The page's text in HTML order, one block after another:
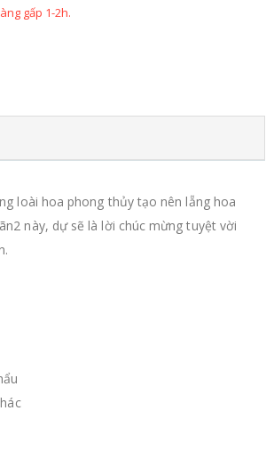
gấp 1-2h.
loài hoa phong thủy tạo nên lẵng hoa
này, dự sẽ là lời chúc mừng tuyệt vời